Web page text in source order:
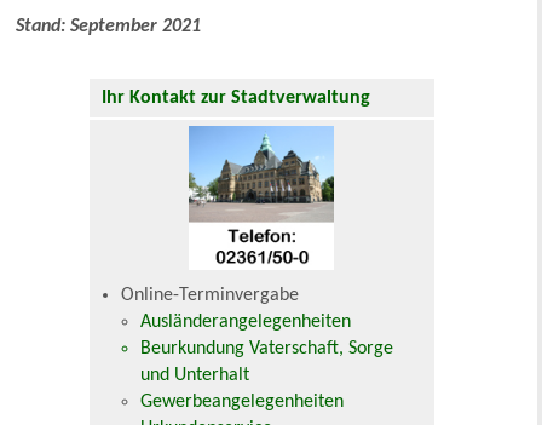
Stand: September 2021
Ihr Kontakt zur Stadtverwaltung
Online-Terminvergabe
Ausländerangelegenheiten
Beurkundung Vaterschaft, Sorge
und Unterhalt
Gewerbeangelegenheiten